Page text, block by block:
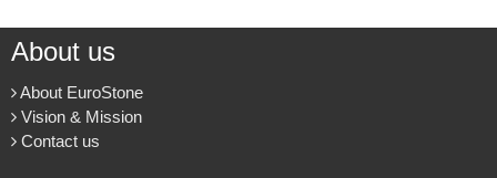
About us
About EuroStone
Vision & Mission
Contact us